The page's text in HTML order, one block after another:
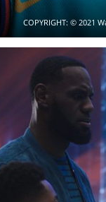
COPYRIGHT: © 2021